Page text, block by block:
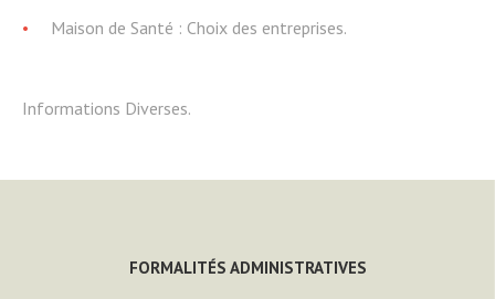
Maison de Santé : Choix des entreprises.
Informations Diverses.
FORMALITÉS ADMINISTRATIVES